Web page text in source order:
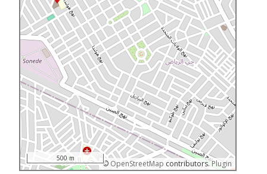
© OpenStreetMap contributors.Plugin
500 m